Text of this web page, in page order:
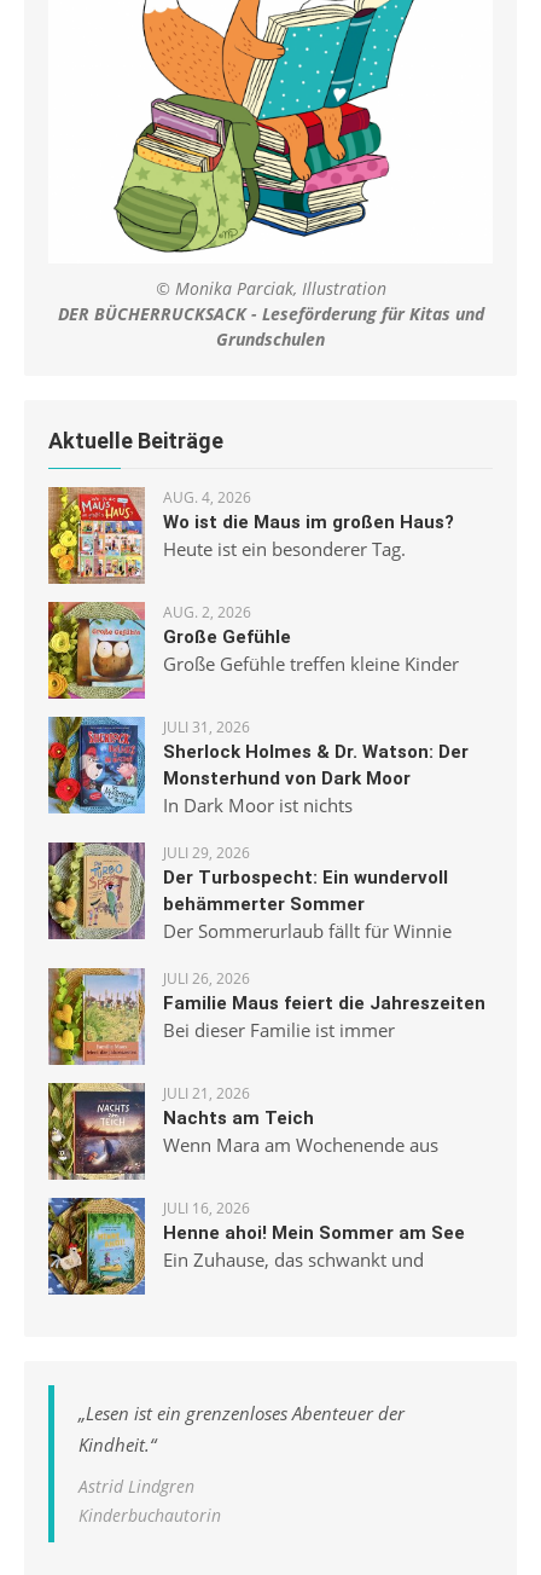
© Monika Parciak, Illustration
DER BÜCHERRUCKSACK - Leseförderung für Kitas und
Grundschulen
Aktuelle Beiträge
AUG. 4, 2026
Wo ist die Maus im großen Haus?
Heute ist ein besonderer Tag.
AUG. 2, 2026
Große Gefühle
Große Gefühle treffen kleine Kinder
JULI 31, 2026
Sherlock Holmes & Dr. Watson: Der
Monsterhund von Dark Moor
In Dark Moor ist nichts
JULI 29, 2026
Der Turbospecht: Ein wundervoll
behämmerter Sommer
Der Sommerurlaub fällt für Winnie
JULI 26, 2026
Familie Maus feiert die Jahreszeiten
Bei dieser Familie ist immer
JULI 21, 2026
Nachts am Teich
Wenn Mara am Wochenende aus
JULI 16, 2026
Henne ahoi! Mein Sommer am See
Ein Zuhause, das schwankt und
„Lesen ist ein grenzenloses Abenteuer der
Kindheit.“
Astrid Lindgren
Kinderbuchautorin